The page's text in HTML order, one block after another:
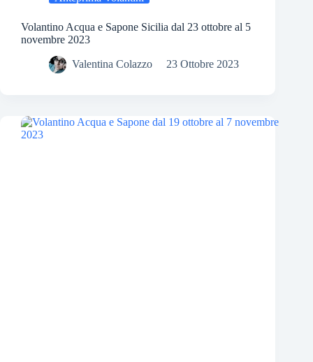
Volantino Acqua e Sapone Sicilia dal 23 ottobre al 5
novembre 2023
Valentina Colazzo 23 Ottobre 2023